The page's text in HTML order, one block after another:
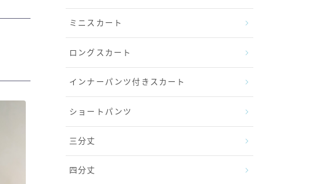
ミニスカート
ロングスカート
インナーパンツ付きスカート
ショートパンツ
三分丈
四分丈